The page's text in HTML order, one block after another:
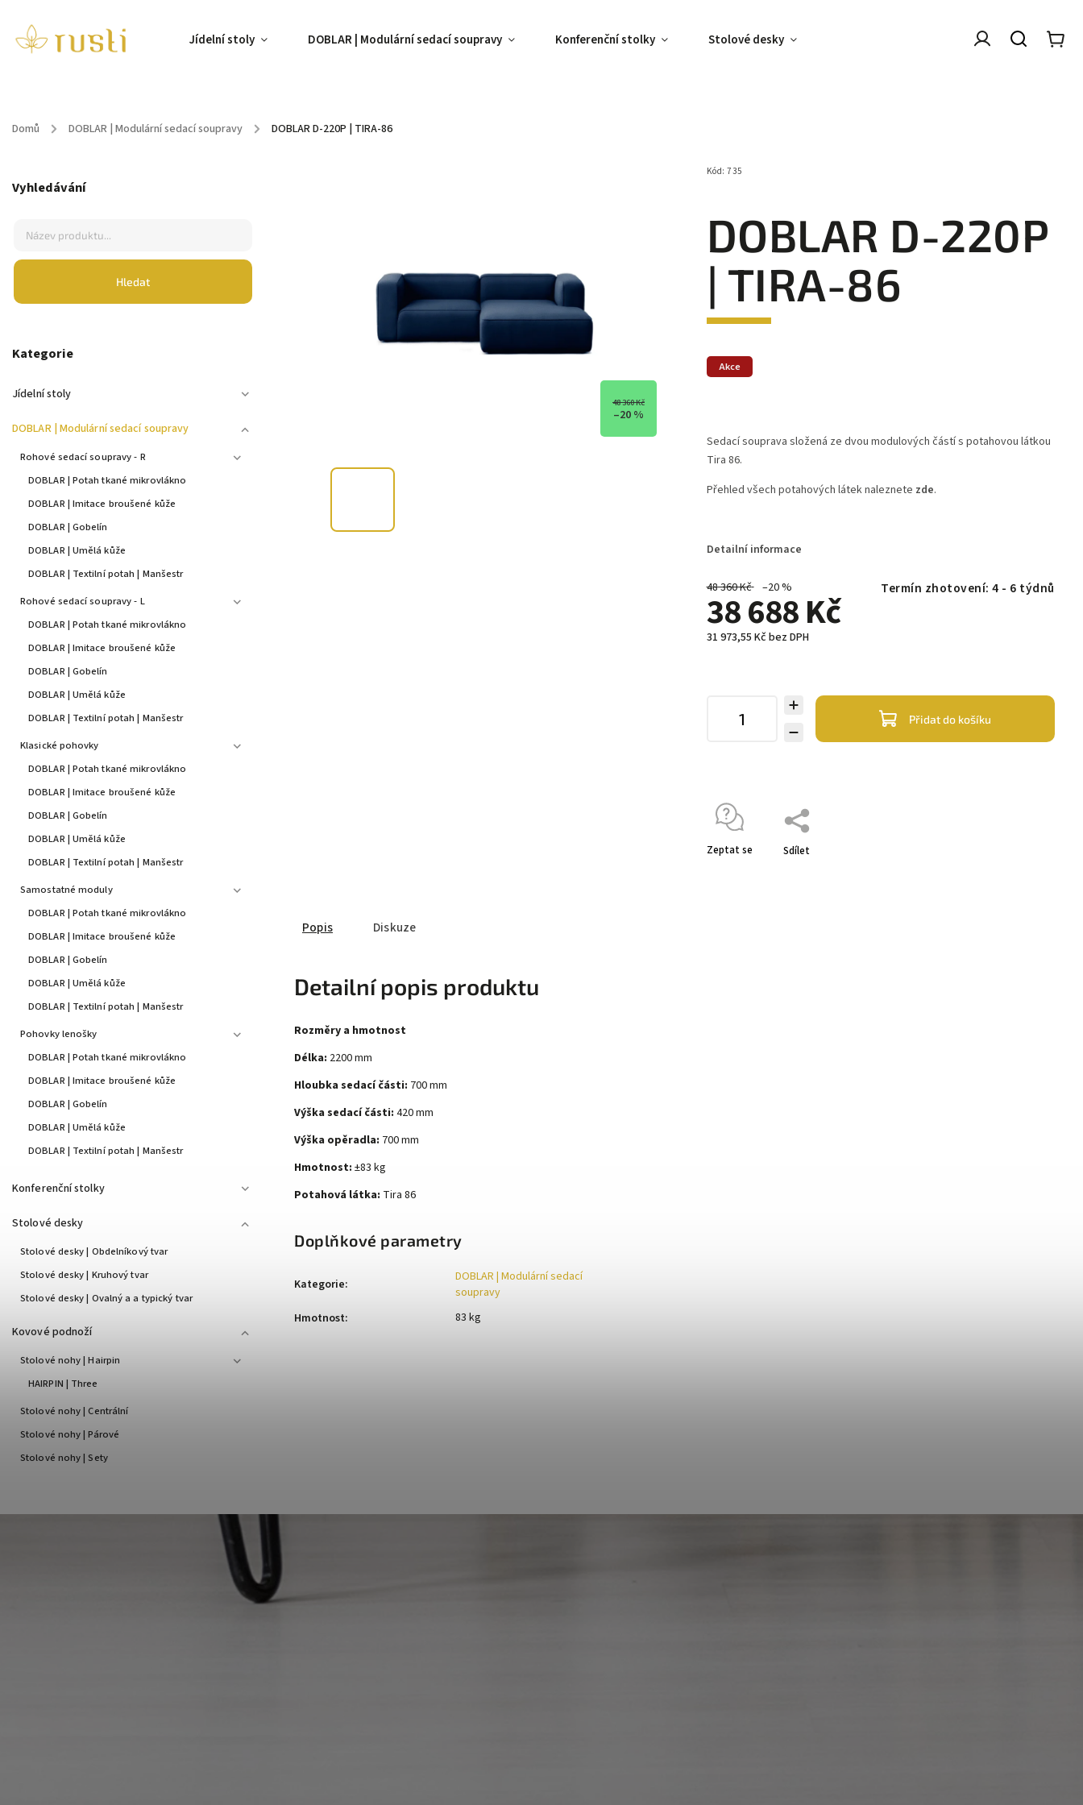
Jídelní stoly DOBLAR | Modulární sedací soupravy Konferenční stolky Stolové desky O nás
Domů / DOBLAR | Modulární sedací soupravy / DOBLAR D-220P | TIRA-86
Vyhledávání
Hledat
Kategorie
Jídelní stoly
DOBLAR | Modulární sedací soupravy
Rohové sedací soupravy - R
DOBLAR | Potah tkané mikrovlákno
DOBLAR | Imitace broušené kůže
DOBLAR | Gobelín
DOBLAR | Umělá kůže
DOBLAR | Textilní potah | Manšestr
Rohové sedací soupravy - L
DOBLAR | Potah tkané mikrovlákno
DOBLAR | Imitace broušené kůže
DOBLAR | Gobelín
DOBLAR | Umělá kůže
DOBLAR | Textilní potah | Manšestr
Klasické pohovky
DOBLAR | Potah tkané mikrovlákno
DOBLAR | Imitace broušené kůže
DOBLAR | Gobelín
DOBLAR | Umělá kůže
DOBLAR | Textilní potah | Manšestr
Samostatné moduly
DOBLAR | Potah tkané mikrovlákno
DOBLAR | Imitace broušené kůže
DOBLAR | Gobelín
DOBLAR | Umělá kůže
DOBLAR | Textilní potah | Manšestr
Pohovky lenošky
DOBLAR | Potah tkané mikrovlákno
DOBLAR | Imitace broušené kůže
DOBLAR | Gobelín
DOBLAR | Umělá kůže
DOBLAR | Textilní potah | Manšestr
Konferenční stolky
Stolové desky
Stolové desky | Obdelníkový tvar
Stolové desky | Kruhový tvar
Stolové desky | Ovalný a a typický tvar
Kovové podnoží
Stolové nohy | Hairpin
HAIRPIN | Three
Stolové nohy | Centrální
Stolové nohy | Párové
Stolové nohy | Sety
48 360 Kč
–20 %
DOBLAR D-220P
| TIRA-86
Kód: 735
Sedací souprava složená ze dvou modulových částí s potahovou látkou
Tira 86.
Přehled všech potahových látek naleznete zde.
Detailní informace
Akce
48 360 Kč –20 %
38 688 Kč
31 973,55 Kč bez DPH
Termín zhotovení: 4 - 6 týdnů
Přidat do košíku
Zeptat se Sdílet
Popis Diskuze
Detailní popis produktu
Rozměry a hmotnost
Délka: 2200 mm
Hloubka sedací části: 700 mm
Výška sedací části: 420 mm
Výška opěradla: 700 mm
Hmotnost: ±83 kg
Potahová látka: Tira 86
Doplňkové parametry
Kategorie:
DOBLAR | Modulární sedací
soupravy
Hmotnost: 83 kg